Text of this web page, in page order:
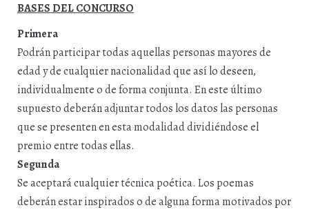
BASES DEL CONCURSO
Primera
Podrán participar todas aquellas personas mayores de
edad y de cualquier nacionalidad que así lo deseen,
individualmente o de forma conjunta. En este último
supuesto deberán adjuntar todos los datos las personas
que se presenten en esta modalidad dividiéndose el
premio entre todas ellas.
Segunda
Se aceptará cualquier técnica poética. Los poemas
deberán estar inspirados o de alguna forma motivados por